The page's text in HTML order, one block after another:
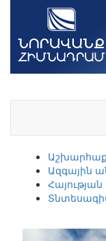
Ազգային